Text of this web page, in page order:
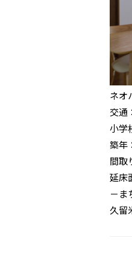
ネオ
交通
小
築年
間取
延床
－ま
久留